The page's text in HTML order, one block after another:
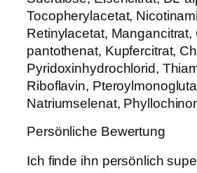
Tocopherylacetat,
Retinylacetat, Mangancitrat,
pantothenat, Kupfercitrat,
Pyridoxinhydrochlorid,
Riboflavin,
Natriumselenat,
Persönliche Bewertung
Ich finde ihn persönlich